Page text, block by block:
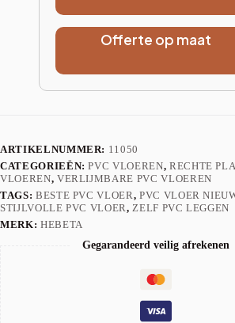
Offerte op maat
ARTIKELNUMMER: 11050
CATEGORIEËN:PVC VLOEREN, RECHTE
VLOEREN, VERLIJMBARE PVC VLOEREN
TAGS: BESTE PVC VLOER, PVC VLOER
STIJLVOLLE PVC VLOER,ZELF PVC LEGGEN
MERK: HEBETA
Gegarandeerd veilig afrekenen